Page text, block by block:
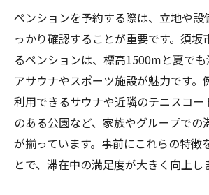
ペンションを予約する際は、立地や設
っかり確認することが重要です。須坂
るペンションは、標高1500mと夏で
アサウナやスポーツ施設が魅力です。
利用できるサウナや近隣のテニスコー
のある公園など、家族やグループでの
が揃っています。事前にこれらの特徴
とで、滞在中の満足度が大きく向上し